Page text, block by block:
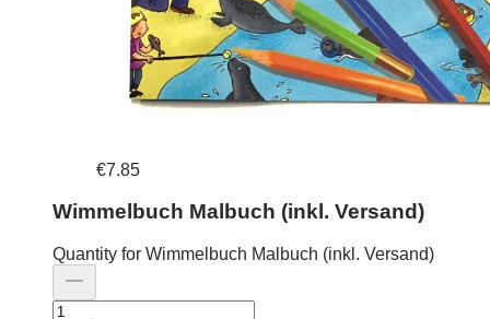
€7.85
Wimmelbuch Malbuch (inkl. Versand)
Quantity for Wimmelbuch Malbuch (inkl. Versand)